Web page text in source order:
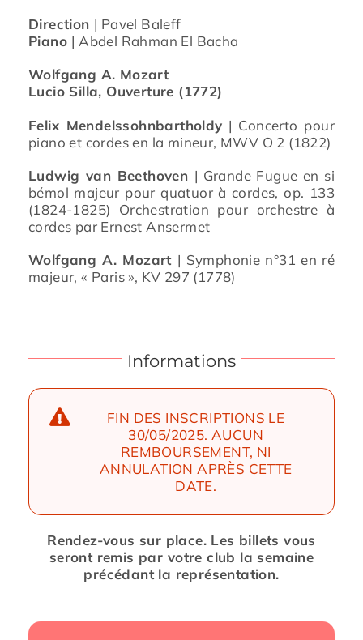
Direction | Pavel Baleff
Piano | Abdel Rahman El Bacha
Wolfgang A. Mozart
Lucio Silla, Ouverture (1772)
Felix Mendelssohnbartholdy | Concerto pour
piano et cordes en la mineur, MWV O 2 (1822)
Ludwig van Beethoven | Grande Fugue en si
bémol majeur pour quatuor à cordes, op. 133
(1824-1825) Orchestration pour orchestre à
cordes par Ernest Ansermet
Wolfgang A. Mozart | Symphonie n°31 en ré
majeur, « Paris », KV 297 (1778)
Informations
FIN DES INSCRIPTIONS LE
30/05/2025. AUCUN
REMBOURSEMENT, NI
ANNULATION APRÈS CETTE
DATE.
Rendez-vous sur place. Les billets vous
seront remis par votre club la semaine
précédant la représentation.